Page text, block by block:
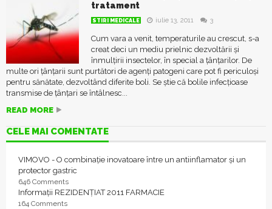
tratament
STIRI MEDICALE iulie 13, 2011 3
Cum vara a venit, temperaturile au crescut, s-a
creat deci un mediu prielnic dezvoltării și
înmulțirii insectelor, în special a țânțarilor. De
multe ori țânțarii sunt purtători de agenți patogeni care pot fi periculoși
pentru sănătate, dezvoltând diferite boli. Se știe că bolile infecţioase
transmise de ţânţari se întâlnesc...
READ MORE
CELE MAI COMENTATE
VIMOVO - O combinație inovatoare între un antiinflamator și un
protector gastric
646 Comments
Informații REZIDENȚIAT 2011 FARMACIE
164 Comments